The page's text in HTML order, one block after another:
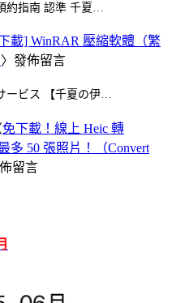
約指南 認準 千夏…
載] WinRAR 壓縮軟體（繁
〉發佈留言
ービス 【千夏の伊…
免下載！線上 Heic 轉
多 50 張照片！（Convert
留言